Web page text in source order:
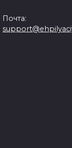
волос — цена
волос
Почта: